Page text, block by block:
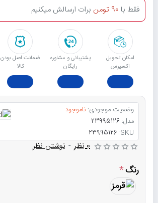
امکان تحویل
اکسپرس
پشتیبانی و مشاوره
رایگان
ﺿﻤﺎﻧﺖ اﺻﻞ ﺑﻮدن
ﮐﺎﻟﺎ
فقط با 90 تومن برات ارسالش میکنیم
وضعیت موجودی: ناموجود
مدل: 23995126
SKU:
23995126
0 نظر - نوشتن نظر
رنگ